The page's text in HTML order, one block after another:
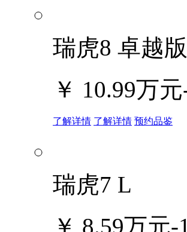
瑞虎8 卓越版
￥ 10.99万
了解详情 了解详情 预约品鉴
瑞虎7 L
￥ 8.59万元-